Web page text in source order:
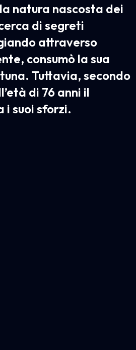
natura nascosta dei
di segreti
attraverso
consumò la sua
Tuttavia, secondo
di 76 anni il
i suoi sforzi.